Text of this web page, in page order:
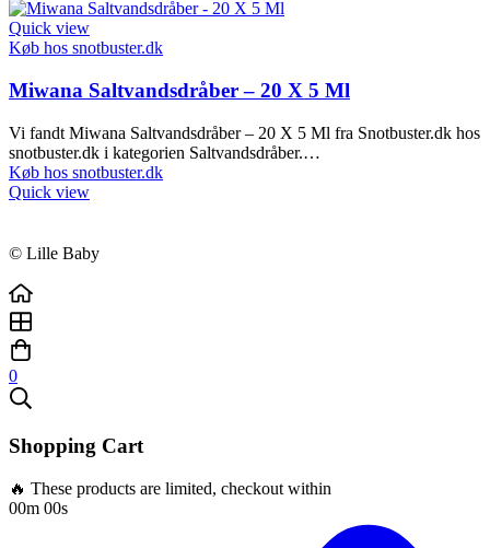
Quick view
Køb hos snotbuster.dk
Miwana Saltvandsdråber – 20 X 5 Ml
Vi fandt Miwana Saltvandsdråber – 20 X 5 Ml fra Snotbuster.dk hos
snotbuster.dk i kategorien Saltvandsdråber.…
Køb hos snotbuster.dk
Quick view
© Lille Baby
0
Shopping Cart
🔥 These products are limited, checkout within
00m 00s